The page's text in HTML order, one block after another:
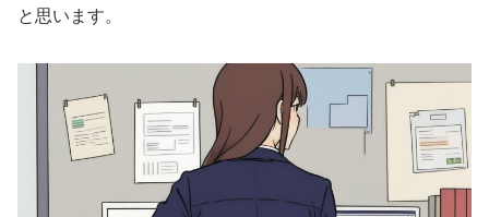
と思います。